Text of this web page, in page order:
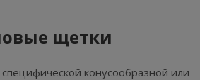
щетки
конусообразной или